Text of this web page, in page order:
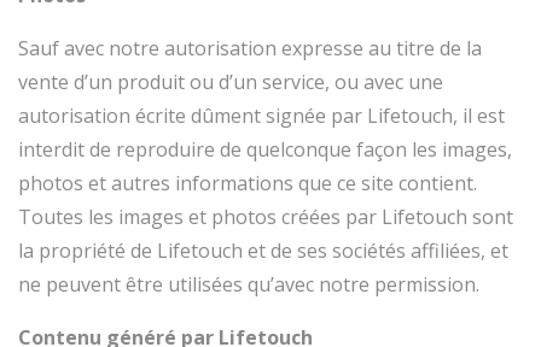
Sauf avec notre autorisation expresse au titre de la
vente d’un produit ou d’un service, ou avec une
autorisation écrite dûment signée par Lifetouch, il est
interdit de reproduire de quelconque façon les images,
photos et autres informations que ce site contient.
Toutes les images et photos créées par Lifetouch sont
la propriété de Lifetouch et de ses sociétés affiliées, et
ne peuvent être utilisées qu’avec notre permission.
Contenu généré par Lifetouch